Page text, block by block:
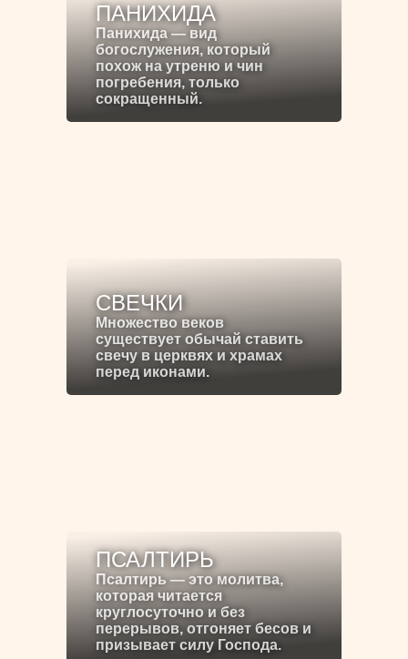
ПАНИХИДА
Панихида — вид
богослужения, который
похож на утреню и чин
погребения, только
сокращенный.
СВЕЧКИ
Множество веков
существует обычай ставить
свечу в церквях и храмах
перед иконами.
ПСАЛТИРЬ
Псалтирь — это молитва,
которая читается
круглосуточно и без
перерывов, отгоняет бесов и
призывает силу Господа.